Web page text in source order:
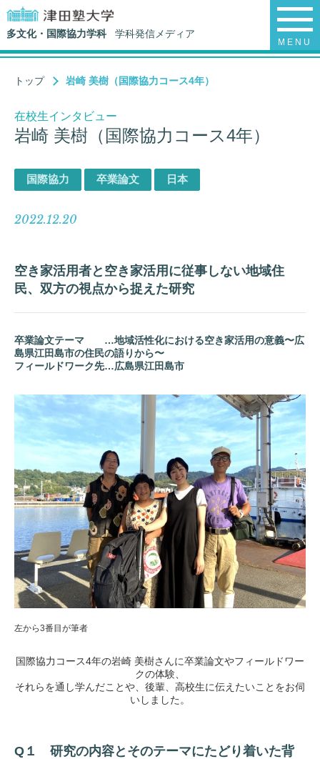
多文化・国際協力学科 学科発信メディア
MENU
トップ 岩崎 美樹（国際協力コース4年）
在校生インタビュー
岩崎 美樹（国際協力コース4年）
国際協力 卒業論文 日本
2022.12.20
空き家活用者と空き家活用に従事しない地域住
民、双方の視点から捉えた研究
卒業論文テーマ …地域活性化における空き家活用の意義〜広
島県江田島市の住民の語りから〜
フィールドワーク先…広島県江田島市
左から3番目が筆者
国際協力コース4年の岩崎 美樹さんに卒業論文やフィールドワー
クの体験、
それらを通し学んだことや、後輩、高校生に伝えたいことをお伺
いしました。
Q１ 研究の内容とそのテーマにたどり着いた背